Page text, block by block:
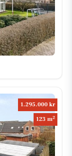
1.295.000 kr
123 m2